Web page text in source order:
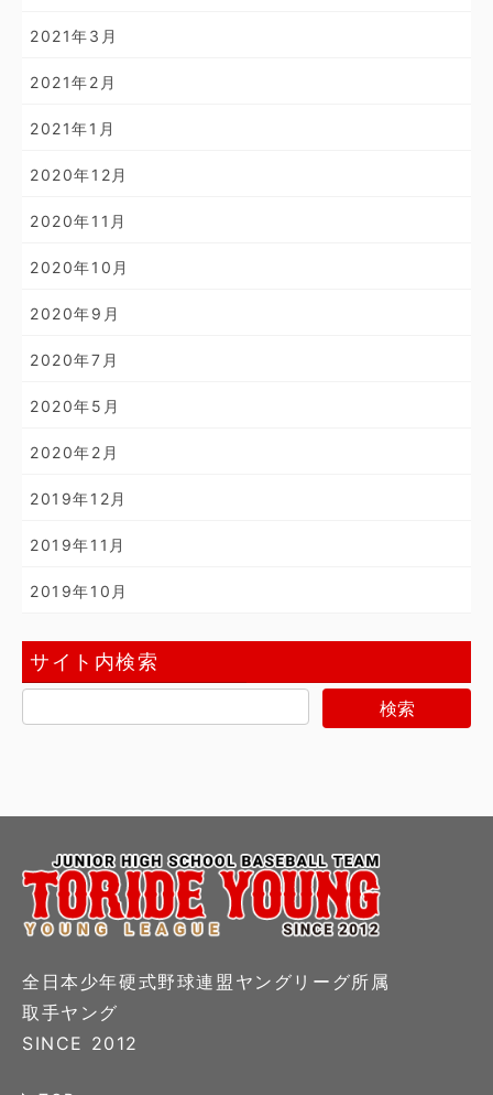
2021年3月
2021年2月
2021年1月
2020年12月
2020年11月
2020年10月
2020年9月
2020年7月
2020年5月
2020年2月
2019年12月
2019年11月
2019年10月
サイト内検索
全日本少年硬式野球連盟ヤングリーグ所属
取手ヤング
SINCE 2012